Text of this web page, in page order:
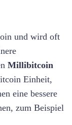
und wird oft
Millibitcoin
Einheit,
eine bessere
zum Beispiel